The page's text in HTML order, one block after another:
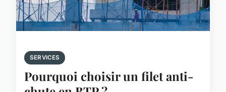
SERVICES
Pourquoi choisir un filet anti-